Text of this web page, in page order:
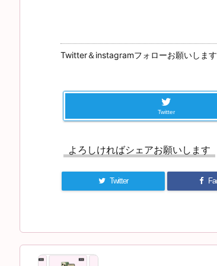
Twitter＆instagramフォローお願いします
Twitter
よろしければシェアお願いします
Twitter